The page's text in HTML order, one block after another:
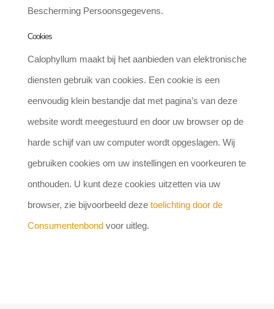
Bescherming Persoonsgegevens.
Cookies
Calophyllum maakt bij het aanbieden van elektronische
diensten gebruik van cookies. Een cookie is een
eenvoudig klein bestandje dat met pagina’s van deze
website wordt meegestuurd en door uw browser op de
harde schijf van uw computer wordt opgeslagen. Wij
gebruiken cookies om uw instellingen en voorkeuren te
onthouden. U kunt deze cookies uitzetten via uw
browser, zie bijvoorbeeld deze toelichting door de
Consumentenbondvoor uitleg.